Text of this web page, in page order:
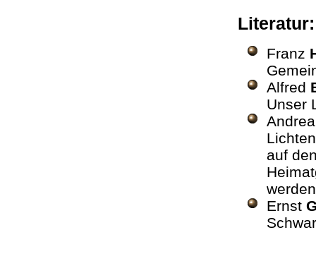
Franz
Alfred
Unser
auf
Ernst